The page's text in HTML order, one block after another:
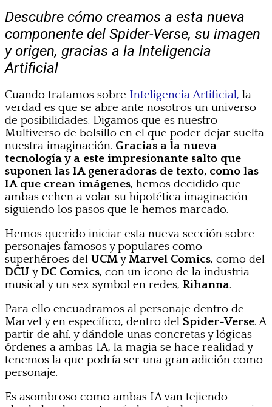
Descubre cómo creamos a esta nueva
componente del Spider-Verse, su imagen
y origen, gracias a la Inteligencia
Artificial
Cuando tratamos sobre Inteligencia Artificial, la
verdad es que se abre ante nosotros un universo
de posibilidades. Digamos que es nuestro
Multiverso de bolsillo en el que poder dejar suelta
nuestra imaginación. Gracias a la nueva
tecnología y a este impresionante salto que
suponen las IA generadoras de texto, como las
IA que crean imágenes, hemos decidido que
ambas echen a volar su hipotética imaginación
siguiendo los pasos que le hemos marcado.
Hemos querido iniciar esta nueva sección sobre
personajes famosos y populares como
superhéroes del UCMyMarvel Comics, como del
DCU yDC Comics, con un icono de la industria
musical y un sex symbol en redes, Rihanna.
Para ello encuadramos al personaje dentro de
Marvel y en específico, dentro del Spider-Verse. A
partir de ahí, y dándole unas concretas y lógicas
órdenes a ambas IA, la magia se hace realidad y
tenemos la que podría ser una gran adición como
personaje.
Es asombroso como ambas IA van tejiendo